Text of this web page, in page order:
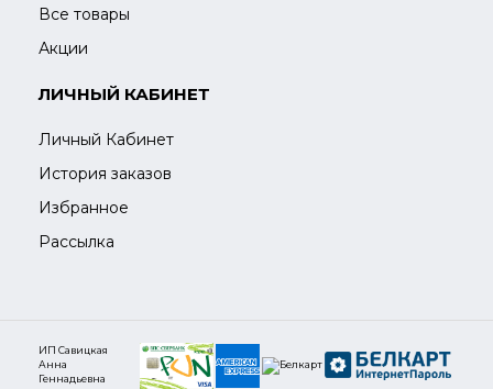
Все товары
Акции
ЛИЧНЫЙ КАБИНЕТ
Личный Кабинет
История заказов
Избранное
Рассылка
ИП Савицкая
Анна
Геннадьевна